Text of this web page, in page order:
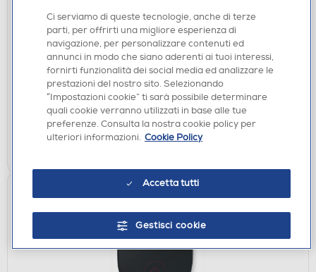
BEURER - BF 195 Bilancia Pesapersone
diagnostica
€ 22,90
€ 29,99consigliato
Acquisto online:disponibile
Ritiro in negozio in 30' gratuito:verifica
AGGIUNGI
Ci serviamo di queste tecnologie, anche di terze
parti, per offrirti una migliore esperienza di
navigazione, per personalizzare contenuti ed
annunci in modo che siano aderenti ai tuoi interessi,
fornirti funzionalità dei social media ed analizzare le
prestazioni del nostro sito. Selezionando
“Impostazioni cookie” ti sarà possibile determinare
quali cookie verranno utilizzati in base alle tue
preferenze. Consulta la nostra cookie policy per
ulteriori informazioni. Cookie Policy
Accetta tutti
Gestisci cookie